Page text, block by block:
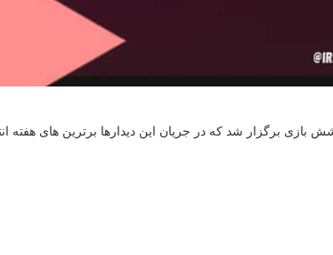
بازی برگزار شد که در جریان این دیدارها برترين های هفته